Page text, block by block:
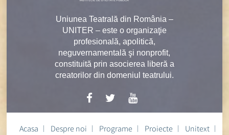
Uniunea Teatrală din România –
UNITER – este o organizaţie
profesională, apolitică,
neguvernamentală şi nonprofit,
constituită prin asocierea liberă a
creatorilor din domeniul teatrului.
Acasa Despre noi Programe Proiecte
Unitext